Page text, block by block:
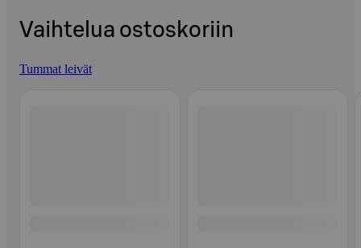
Vaihtelua ostoskoriin
Tummat leivät